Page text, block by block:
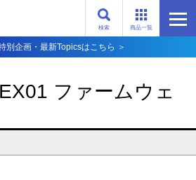
商品一覧
検索
別企画・最新Topicsはこちら ＞
ファームウェ